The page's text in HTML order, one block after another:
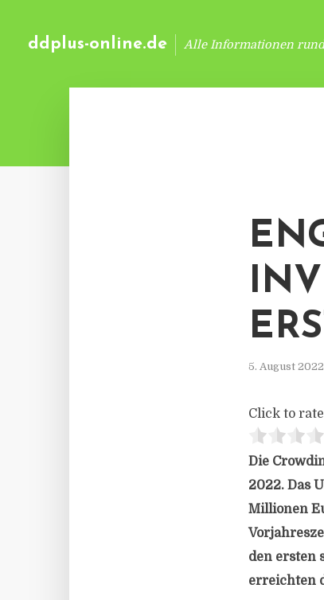
ddplus-online.de Alle Informationen
5. August 2022
Click to
Die
2022. Das
Millionen
den ersten
erreichten